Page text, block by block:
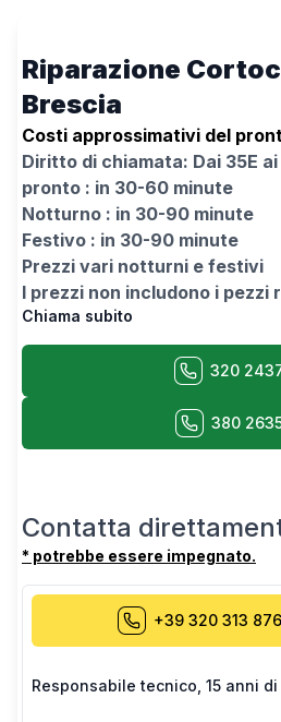
Riparazione
Brescia
Costi approssimativi del
Diritto di chiamata: Dai 35E ai
pronto : in 30-60 minute
Notturno : in 30-90 minute
Festivo : in 30-90 minute
Prezzi vari notturni e festivi
I prezzi non includono i pezzi
Chiama subito
320
380
Contatta
* potrebbe essere impegnato.
+39 320 313
Responsabile tecnico 15 anni